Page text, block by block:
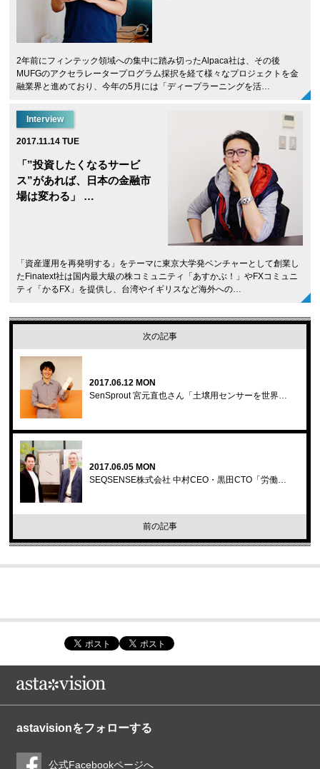
2年前にフィンテック領域への集中に踏み切ったAlpaca社は、その後
MUFGのアクセラレータープログラム採択を経て様々なプロジェクトを金
融業界と進めており、今年の5月には「ディープラーニングを活…
Interview
2017.11.14 TUE
「”投資したくなるサービ
ス”があれば、日本の金融市
場は変わる」 …
「資産運用を再発明する」をテーマに東京大学発ベンチャーとして創業し
たFinatext社は国内最大級の株コミュニティ「あすかぶ！」やFXコミュニ
ティ「かるFX」を提供し、台湾やイギリスなど海外への…
次の記事
2017.06.12 MON
SenSprout 宮元直也さん「土壌用センサーを世界…
2017.06.05 MON
SEQSENSE株式会社 中村CEO・黒田CTO「労働…
前の記事
astavisionをフォローする
公式Facebookページへ